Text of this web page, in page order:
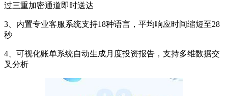
过三重加密通道即时送达
3、内置专业客服系统支持18种语言，平均响应时间缩短至28
秒
4、可视化账单系统自动生成月度投资报告，支持多维数据交
叉分析